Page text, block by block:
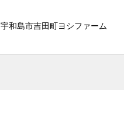
宇和島市吉田町ヨシファーム